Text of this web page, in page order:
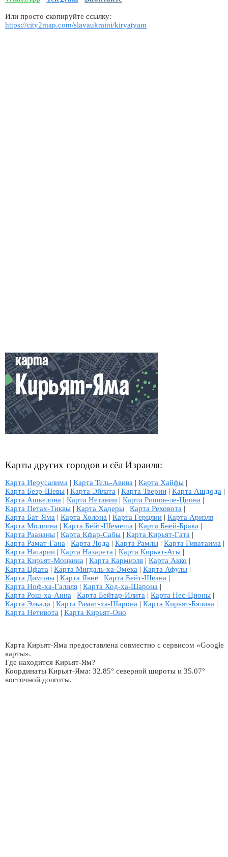
Или просто скопируйте ссылку:
https://city2map.com/slavaukraini/kiryatyam
Карты других городов и сёл Израиля:
Карта Иерусалима | Карта Тель-Авива | Карта Хайфы |
Карта Беэр-Шевы | Карта Эйлата | Карта Тверии | Карта Ашдода |
Карта Ашкелона | Карта Нетании | Карта Ришон-ле-Циона |
Карта Петах-Тиквы | Карта Хадеры | Карта Реховота |
Карта Бат-Яма | Карта Холона | Карта Герцлии | Карта Ариэля |
Карта Модиина | Карта Бейт-Шемеша | Карта Бней-Брака |
Карта Раананы | Карта Кфар-Сабы | Карта Кирьят-Гата |
Карта Рамат-Гана | Карта Лода | Карта Рамлы | Карта Гиватаима |
Карта Нагарии | Карта Назарета | Карта Кирьят-Аты |
Карта Кирьят-Моцкина | Карта Кармиэля | Карта Акко |
Карта Цфата | Карта Мигдаль-ха-Эмека | Карта Афулы |
Карта Димоны | Карта Явне | Карта Бейт-Шеана |
Карта Ноф-ха-Галиля | Карта Ход-ха-Шарона |
Карта Рош-ха-Аина | Карта Бейтар-Илита | Карта Нес-Ционы |
Карта Эльада | Карта Рамат-ха-Шарона | Карта Кирьят-Бялика |
Карта Нетивота | Карта Кирьят-Оно
Карта Кирьят-Яма предоставлена совместно с сервисом «Google
карты».
Где находится Кирьят-Ям?
Координаты Кирьят-Яма: 32.85° северной широты и 35.07°
восточной долготы.